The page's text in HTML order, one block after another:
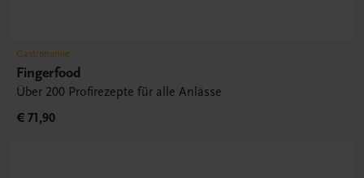
Gastronomie
Fingerfood
Über 200 Profirezepte für alle Anlässe
€ 71,90